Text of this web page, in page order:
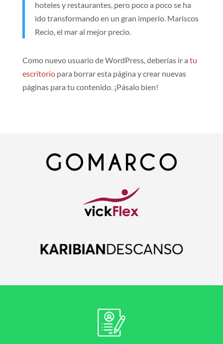
hoteles y restaurantes, pero poco a poco se ha
ido transformando en un gran imperio. Mariscos
Recio, el mar al mejor precio.
Como nuevo usuario de WordPress, deberías ir a tu
escritoriopara borrar esta página y crear nuevas
páginas para tu contenido. ¡Pásalo bien!